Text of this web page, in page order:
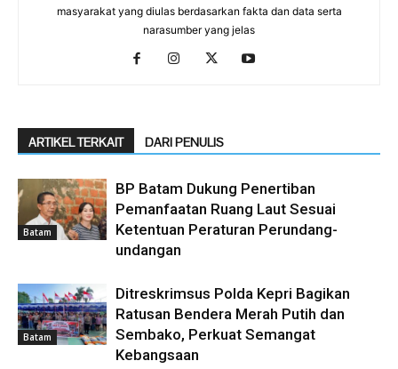
masyarakat yang diulas berdasarkan fakta dan data serta
narasumber yang jelas
ARTIKEL TERKAIT DARI PENULIS
Batam
BP Batam Dukung Penertiban
Pemanfaatan Ruang Laut Sesuai
Ketentuan Peraturan Perundang-
undangan
Batam
Ditreskrimsus Polda Kepri Bagikan
Ratusan Bendera Merah Putih dan
Sembako, Perkuat Semangat
Kebangsaan